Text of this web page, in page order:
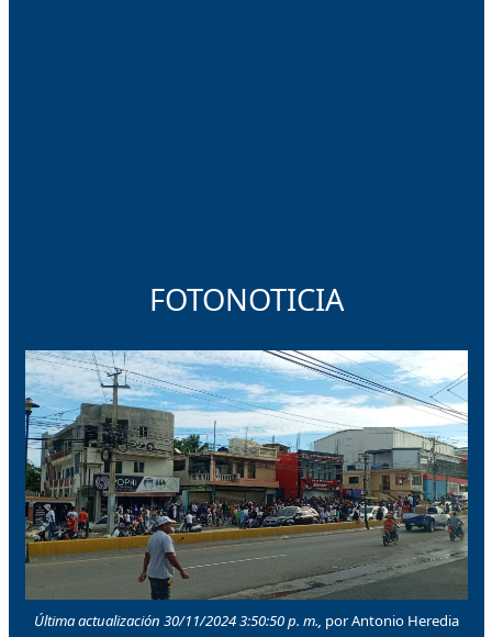
FOTONOTICIA
Última actualización 30/11/2024 3:50:50 p. m., por Antonio Heredia